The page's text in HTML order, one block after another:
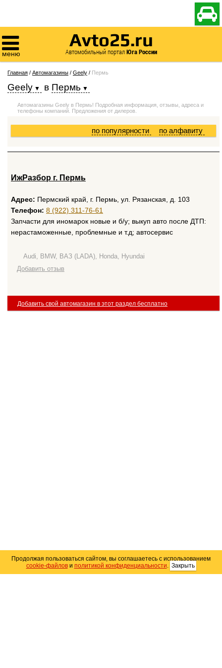


меню
Avto25.ru
Автомобильный порталЮга России
Главная / Автомагазины / Geely / Пермь
Geely в Пермь
Автомагазины Geely в Пермь! Подробная информация, отзывы, адреса и
телефоны компаний. Предложения от дилеров.
по алфавиту
по популярности
ИжРазбор г. Пермь
Адрес: Пермский край, г. Пермь, ул. Рязанская, д. 103
Телефон: 8 (922) 311-76-61
Запчасти для иномарок новые и б/у; выкуп авто после ДТП:
нерастаможенные, проблемные и т.д; автосервис
Audi, BMW, ВАЗ (LADA), Honda, Hyundai
Добавить отзыв
Добавить свой автомагазин в этот раздел бесплатно
Продолжая пользоваться сайтом, вы соглашаетесь с использованием
cookie-файлови политикой конфиденциальности. Закрыть